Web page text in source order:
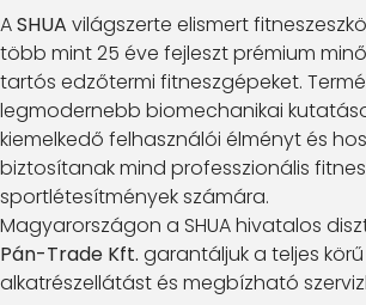
ASHUA világszerte elismert
több mint 25 éve fejleszt prémium
tartós edzőtermi fitneszgépeket.
legmodernebb biomechanikai
kiemelkedő felhasználói élményt és
biztosítanak mind professzionális
sportlétesítmények számára.
Magyarországon a SHUA hivatalos
Pán-Trade Kft. garantáljuk a teljes
alkatrészellátást és megbízható